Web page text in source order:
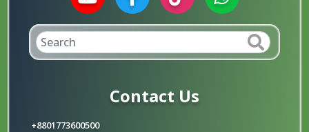
Contact Us
+8801773600500